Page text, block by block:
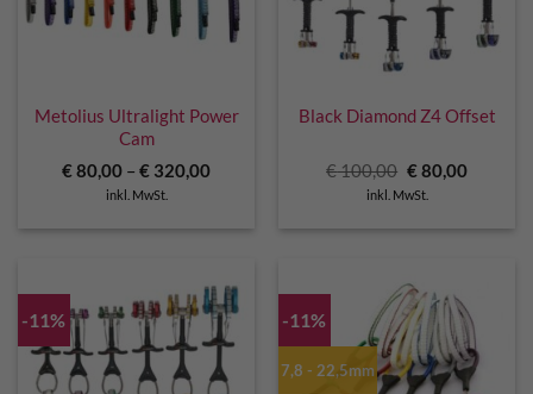
Metolius Ultralight Power
Cam
€ 80,00 – € 320,00
inkl. MwSt.
Black Diamond Z4 Offset
€100,00 Ursprünglicher
Preis
war:
€ 80,00
inkl. MwSt.
-11% -11%
7,8 - 22,5mm